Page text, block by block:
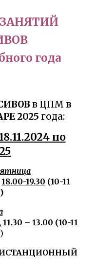
года
в ЦПМ в
2025 года:
по
18.00-19.30 (10-11
11.30 – 13.00 (10-11
)